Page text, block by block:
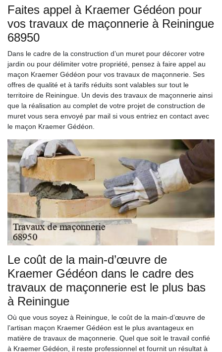
Faites appel à Kraemer Gédéon pour
vos travaux de maçonnerie à Reiningue
68950
Dans le cadre de la construction d’un muret pour décorer votre
jardin ou pour délimiter votre propriété, pensez à faire appel au
maçon Kraemer Gédéon pour vos travaux de maçonnerie. Ses
offres de qualité et à tarifs réduits sont valables sur tout le
territoire de Reiningue. Un devis des travaux de maçonnerie ainsi
que la réalisation au complet de votre projet de construction de
muret vous sera envoyé par mail si vous entriez en contact avec
le maçon Kraemer Gédéon.
Le coût de la main-d’œuvre de
Kraemer Gédéon dans le cadre des
travaux de maçonnerie est le plus bas
à Reiningue
Où que vous soyez à Reiningue, le coût de la main-d’œuvre de
l’artisan maçon Kraemer Gédéon est le plus avantageux en
matière de travaux de maçonnerie. Quel que soit le travail confié
à Kraemer Gédéon, il reste professionnel et fournit un résultat à